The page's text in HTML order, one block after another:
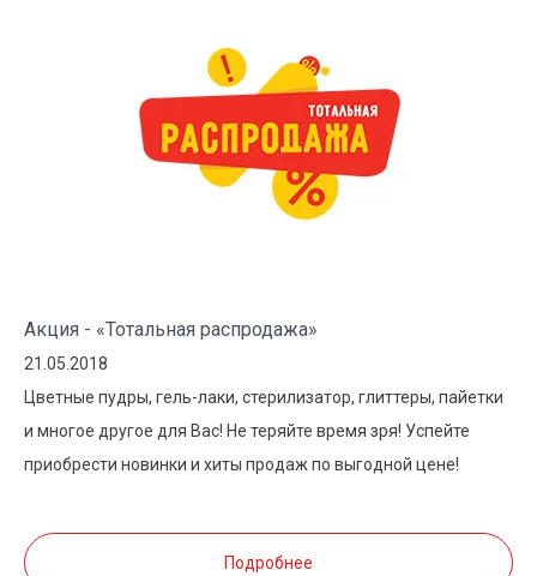
Акция - «Тотальная распродажа»
21.05.2018
Цветные пудры, гель-лаки, стерилизатор, глиттеры, пайетки
и многое другое для Вас! Не теряйте время зря! Успейте
приобрести новинки и хиты продаж по выгодной цене!
Подробнее